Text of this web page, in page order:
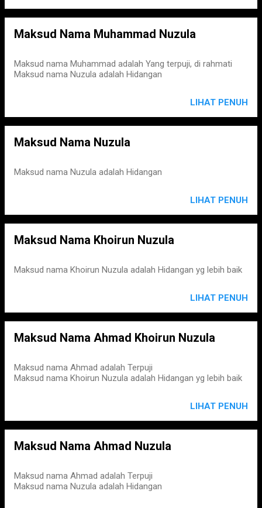
Maksud Nama Muhammad Nuzula
Maksud nama Muhammad adalah Yang terpuji, di rahmati
Maksud nama Nuzula adalah Hidangan
LIHAT PENUH
Maksud Nama Nuzula
Maksud nama Nuzula adalah Hidangan
LIHAT PENUH
Maksud Nama Khoirun Nuzula
Maksud nama Khoirun Nuzula adalah Hidangan yg lebih baik
LIHAT PENUH
Maksud Nama Ahmad Khoirun Nuzula
Maksud nama Ahmad adalah Terpuji
Maksud nama Khoirun Nuzula adalah Hidangan yg lebih baik
LIHAT PENUH
Maksud Nama Ahmad Nuzula
Maksud nama Ahmad adalah Terpuji
Maksud nama Nuzula adalah Hidangan